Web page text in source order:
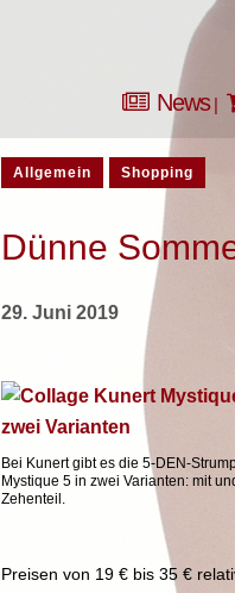
News
Allgemein Shopping
Dünne
29. Juni 2019
Bei Kunert gibt es die 5-DEN-
Mystique 5 in zwei Varianten: mit
Zehenteil.
Preisen von 19 € bis 35 €